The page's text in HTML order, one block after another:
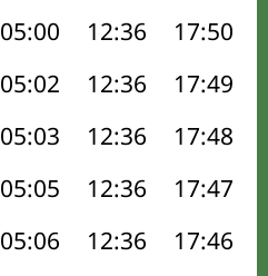
05:00 12:36 17:50
05:02 12:36 17:49
05:03 12:36 17:48
05:05 12:36 17:47
05:06 12:36 17:46